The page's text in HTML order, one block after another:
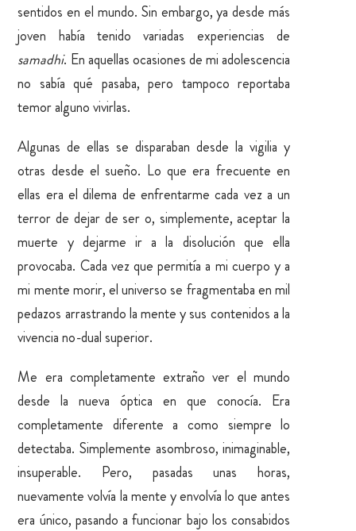
sentidos en el mundo. Sin embargo, ya desde más
joven había tenido variadas experiencias de
samadhi. En aquellas ocasiones de mi adolescencia
no sabía qué pasaba, pero tampoco reportaba
temor alguno vivirlas.
Algunas de ellas se disparaban desde la vigilia y
otras desde el sueño. Lo que era frecuente en
ellas era el dilema de enfrentarme cada vez a un
terror de dejar de ser o, simplemente, aceptar la
muerte y dejarme ir a la disolución que ella
provocaba. Cada vez que permitía a mi cuerpo y a
mi mente morir, el universo se fragmentaba en mil
pedazos arrastrando la mente y sus contenidos a la
vivencia no-dual superior.
Me era completamente extraño ver el mundo
desde la nueva óptica en que conocía. Era
completamente diferente a como siempre lo
detectaba. Simplemente asombroso, inimaginable,
insuperable. Pero, pasadas unas horas,
nuevamente volvía la mente y envolvía lo que antes
era único, pasando a funcionar bajo los consabidos